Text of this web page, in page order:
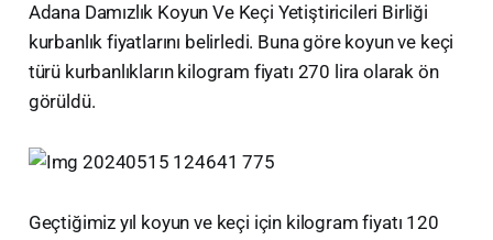
Adana Damızlık Koyun Ve Keçi Yetiştiricileri Birliği
kurbanlık fiyatlarını belirledi. Buna göre koyun ve keçi
türü kurbanlıkların kilogram fiyatı 270 lira olarak ön
görüldü.
Geçtiğimiz yıl koyun ve keçi için kilogram fiyatı 120